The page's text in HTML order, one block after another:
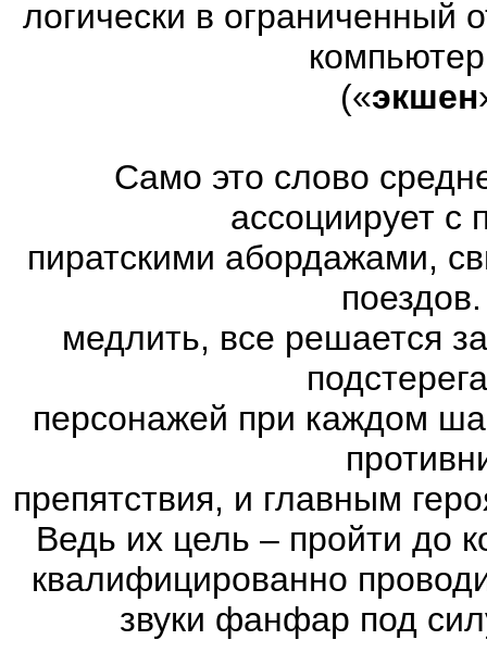
логически в ограниченный
(«экшен
Само это слово
ассоциирует с
пиратскими абордажами,
медлить, все решается
персонажей при каждом
препятствия, и главным
Ведь их цель – пройти до
квалифицированно
звуки фанфар под